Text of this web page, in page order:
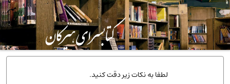
انگلیسی و زبان خارجی(14)
کودکان و نوجوانان(76)
کتب نادر و کمیاب(19)
روانشناسی(112)
طب گیاهی و سنتی(45)
لطفا به نکات زیر دقت کنید.